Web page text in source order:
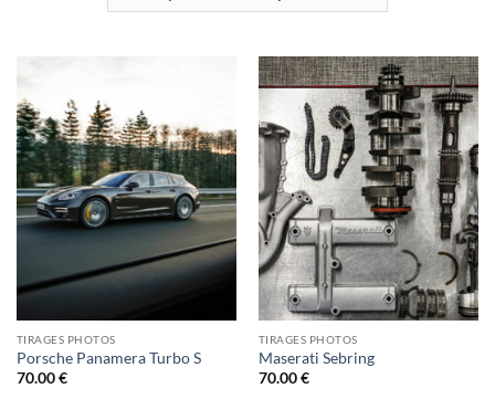
TIRAGES PHOTOS
Porsche Panamera Turbo S
70.00€
TIRAGES PHOTOS
Maserati Sebring
70.00€